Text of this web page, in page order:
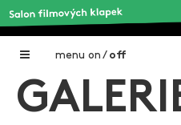
menu on / off
Home